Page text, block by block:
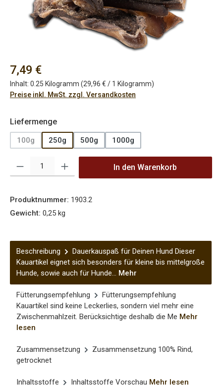
Regulärer Preis:
7,49 €
Inhalt: 0.25 Kilogramm (29,96 € / 1 Kilogramm)
Preise inkl. MwSt. zzgl. Versandkosten
Liefermengeauswählen
100g
(Diese Option ist zurzeit nicht verfügbar.)
250g 500g 1000g
In den Warenkorb
Produktnummer: 1903.2
Gewicht: 0,25 kg
Beschreibung
Dauerkauspaß für Deinen Hund Dieser
Kauartikel eignet sich besonders für kleine bis mittelgroße
Hunde, sowie auch für Hunde… Mehr
Fütterungsempfehlung
Fütterungsempfehlung
Kauartikel sind keine Leckerlies, sondern viel mehr eine
Zwischenmahlzeit. Berücksichtige deshalb die Me Mehr
lesen
Zusammensetzung
Zusammensetzung 100% Rind,
getrocknet
Inhaltsstoffe Inhaltsstoffe Vorschau Mehr lesen